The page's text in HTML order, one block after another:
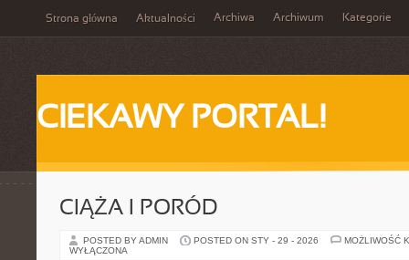
Strona główna Aktualności Archiwa Archiwum Kategorie
CIEKAWY PORTAL!
CIĄŻA I PORÓD
POSTED BY ADMIN POSTED ON STY - 29 - 2026
MOŻLIWOŚĆ
WYŁĄCZONA